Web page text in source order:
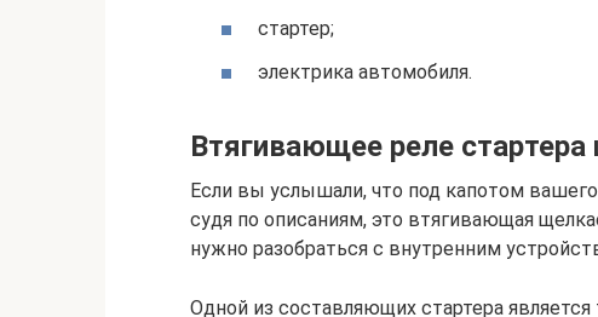
стартер;
электрика автомобиля.
Втягивающее реле стартера
Если вы услышали, что под капотом
судя по описаниям, это втягивающая
нужно разобраться с внутренним
Одной из составляющих стартера